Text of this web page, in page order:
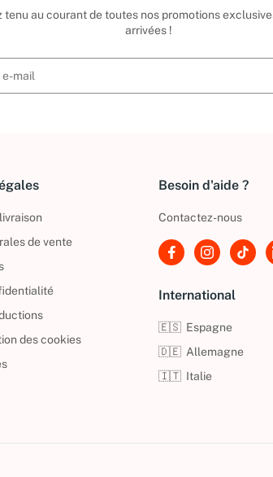
tenu au courant de toutes nos promotions
arrivées !
de vente
des cookies
Besoin d'aide ?
Contactez-nous
International
🇪🇸 Espagne
🇩🇪 Allemagne
🇮🇹 Italie